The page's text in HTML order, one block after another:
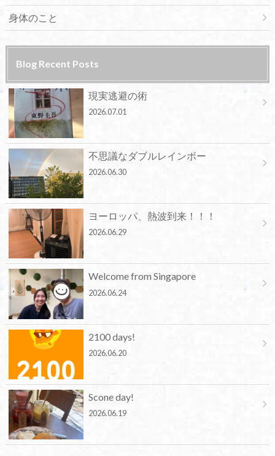
身体のこと
Blog Recent Posts
現実逃避の術
2026.07.01
不思議なダブルレインボー
2026.06.30
ヨーロッパ、熱波到来！！！
2026.06.29
Welcome from Singapore
2026.06.24
2100 days!
2026.06.20
Scone day!
2026.06.19